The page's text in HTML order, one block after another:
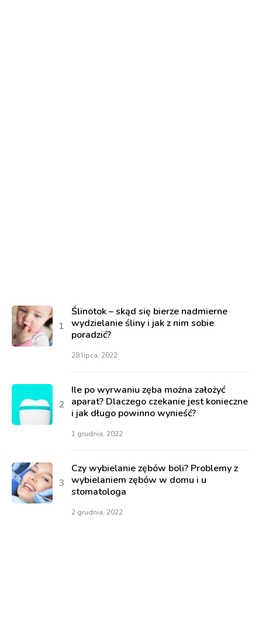
Ślinotok – skąd się bierze nadmierne
wydzielanie śliny i jak z nim sobie
poradzić?
28 lipca, 2022
Ile po wyrwaniu zęba można założyć
aparat? Dlaczego czekanie jest konieczne
i jak długo powinno wynieść?
1 grudnia, 2022
Czy wybielanie zębów boli? Problemy z
wybielaniem zębów w domu i u
stomatologa
2 grudnia, 2022